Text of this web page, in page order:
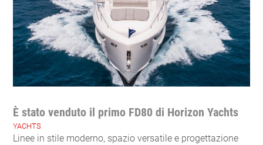
È stato venduto il primo FD80 di Horizon Yachts
YACHTS
Linee in stile moderno, spazio versatile e progettazione